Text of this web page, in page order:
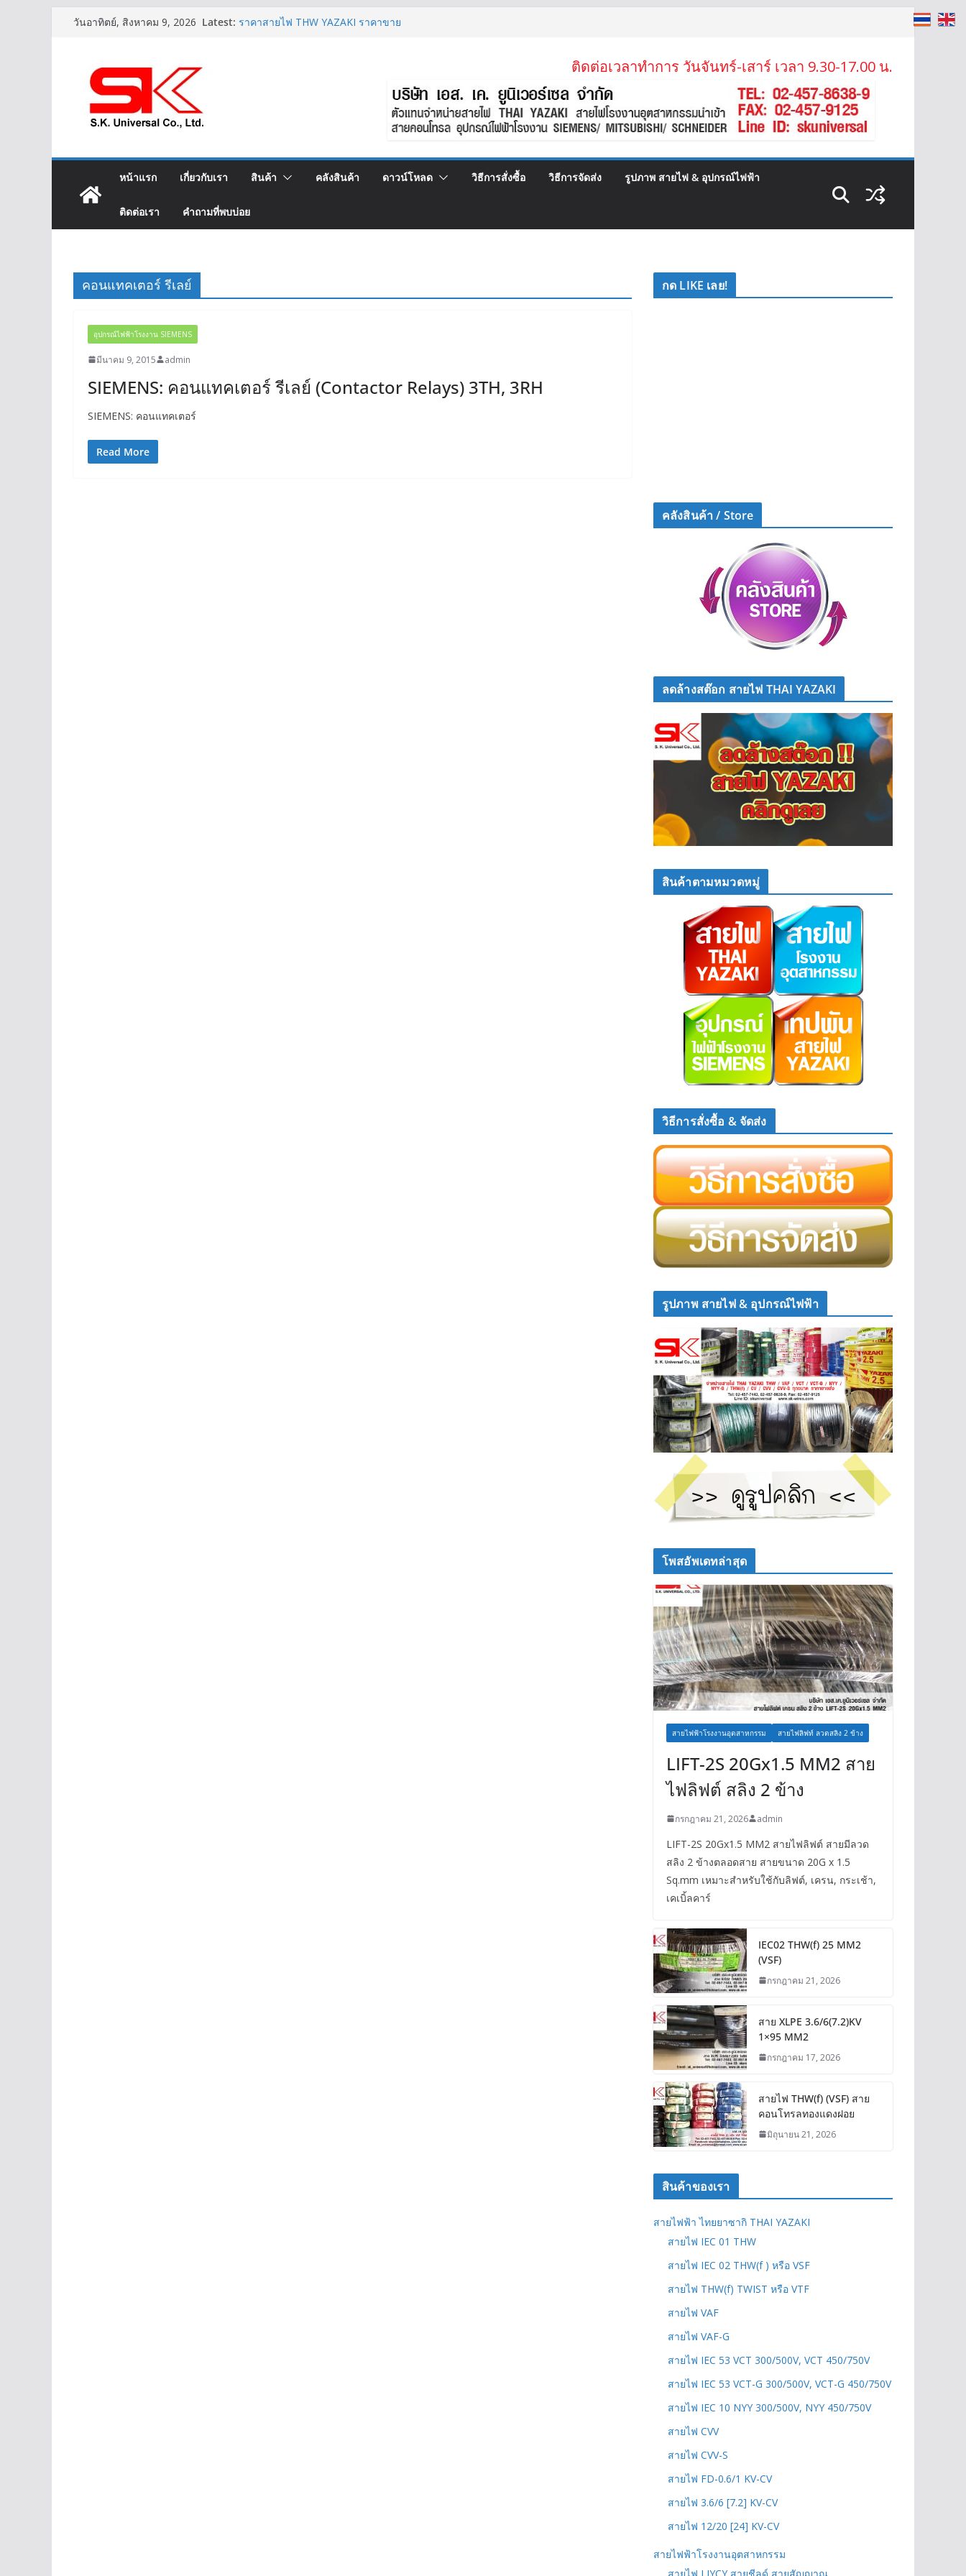
วันอาทิตย์, สิงหาคม 9, 2026 Latest: ราคาสายไฟ THW YAZAKI ราคาขาย
ติดต่อเวลาทำการ วันจันทร์-เสาร์ เวลา 9.30-17.00 น.
หน้าแรก เกี่ยวกับเรา สินค้า คลังสินค้า ดาวน์โหลด วิธีการสั่งซื้อ วิธีการจัดส่ง รูปภาพ สายไฟ & อุปกรณ์ไฟฟ้า
ติดต่อเรา คำถามที่พบบ่อย
คอนแทคเตอร์ รีเลย์
อุปกรณ์ไฟฟ้าโรงงาน SIEMENS
มีนาคม 9, 2015 admin
SIEMENS: คอนแทคเตอร์ รีเลย์ (Contactor Relays) 3TH, 3RH
SIEMENS: คอนแทคเตอร์
Read More
กด LIKE เลย!
คลังสินค้า / Store
ลดล้างสต๊อก สายไฟ THAI YAZAKI
สินค้าตามหมวดหมู่
วิธีการสั่งซื้อ & จัดส่ง
รูปภาพ สายไฟ & อุปกรณ์ไฟฟ้า
โพสอัพเดทล่าสุด
สายไฟฟ้าโรงงานอุตสาหกรรม สายไฟลิฟท์ ลวดสลิง 2 ข้าง
LIFT-2S 20Gx1.5 MM2 สาย
ไฟลิฟต์ สลิง 2 ข้าง
กรกฎาคม 21, 2026 admin
LIFT-2S 20Gx1.5 MM2 สายไฟลิฟต์ สายมีลวด
สลิง 2 ข้างตลอดสาย สายขนาด 20G x 1.5
Sq.mm เหมาะสำหรับใช้กับลิฟต์, เครน, กระเช้า,
เคเบิ้ลคาร์
IEC02 THW(f) 25 MM2
(VSF)
กรกฎาคม 21, 2026
สาย XLPE 3.6/6(7.2)KV
1×95 MM2
กรกฎาคม 17, 2026
สายไฟ THW(f) (VSF) สาย
คอนโทรลทองแดงฝอย
มิถุนายน 21, 2026
สินค้าของเรา
สายไฟฟ้า ไทยยาซากิ THAI YAZAKI
สายไฟ IEC 01 THW
สายไฟ IEC 02 THW(f ) หรือ VSF
สายไฟ THW(f) TWIST หรือ VTF
สายไฟ VAF
สายไฟ VAF-G
สายไฟ IEC 53 VCT 300/500V, VCT 450/750V
สายไฟ IEC 53 VCT-G 300/500V, VCT-G 450/750V
สายไฟ IEC 10 NYY 300/500V, NYY 450/750V
สายไฟ CVV
สายไฟ CVV-S
สายไฟ FD-0.6/1 KV-CV
สายไฟ 3.6/6 [7.2] KV-CV
สายไฟ 12/20 [24] KV-CV
สายไฟฟ้าโรงงานอุตสาหกรรม
สายไฟ LIYCY สายชีลด์ สายสัญญาณ